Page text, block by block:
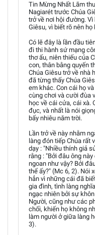
Tin Mừng Nhất Lãm
Nagiarét trước Chúa
trở về nơi hội đường.
Giêsu, vì biết rõ nên
Có lẽ đây là lần đầu
đi thi hành sứ mạng
thơ ấu, niên thiếu của
con, thân bằng quyến
Chúa Giêsu trở về nhà
đã từng thấy Chúa
em khác. Con cái họ
cùng chơi và cười đùa
học về cái cửa, cái xà.
đục, và nhất là nói
bấy nhiêu năm trời.
Lần trở về này nhằm
làng đón tiếp Chúa rất
dạy : "Nhiều thính giả
rằng : "Bởi đâu ông
ngoan như vậy? Bởi
thể ấy?" (Mc 6, 2). Nói
hẳn vì những cái đã
gia đình, tình làng
ngạc nhiên bởi sự
Người, cũng như các
chối, khiến họ không
làm người ở giữa làng
3).